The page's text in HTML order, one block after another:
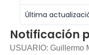
Última
Notificación
USUARIO: Guillermo